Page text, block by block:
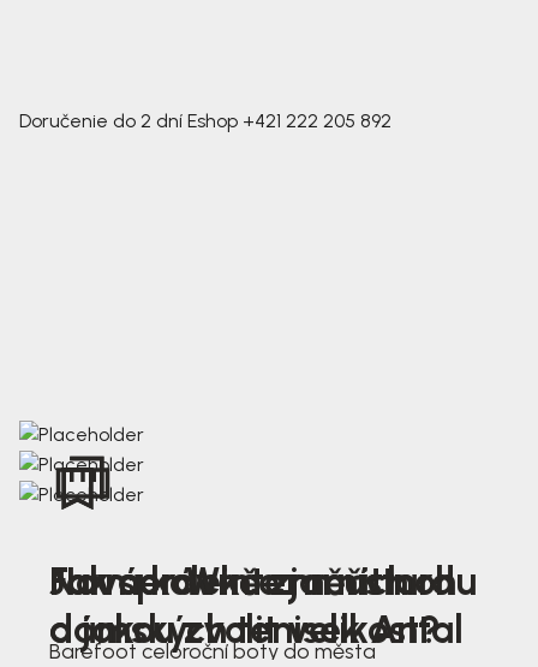
Doručenie do 2 dní Eshop +421 222 205 892
Nová kolekce jarních
dámských tenisek Antal
Jak správně změřit nohu
a jakou zvolit velikost?
Farmer Winter mustard
Barefoot celoroční boty do města